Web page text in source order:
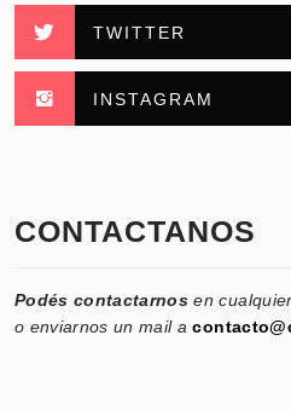
TWITTER
INSTAGRAM
CONTACTANOS
Podés contactarnos en
o enviarnos un mail a